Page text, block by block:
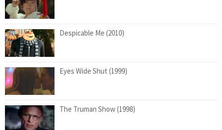
Despicable Me (2010)
Eyes Wide Shut (1999)
The Truman Show (1998)